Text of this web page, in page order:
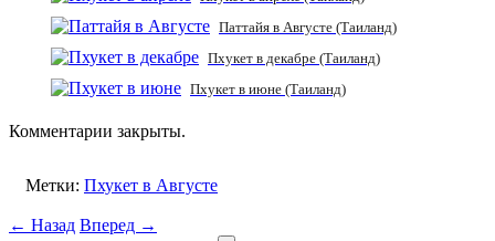
Паттайя в Августе (Таиланд)
Пхукет в декабре (Таиланд)
Пхукет в июне (Таиланд)
Комментарии закрыты.
Метки: Пхукет в Августе
← Назад Вперед →